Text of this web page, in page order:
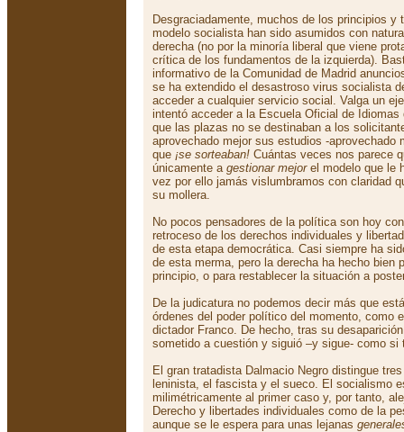
Desgraciadamente, muchos de los principios
modelo socialista han sido asumidos con
derecha (no por la minoría liberal que viene
crítica de los fundamentos de la izquierda).
informativo de la Comunidad de Madrid
se ha extendido el desastroso virus socialista
acceder a cualquier servicio social. Valga un
intentó acceder a la Escuela Oficial de
que las plazas no se destinaban a los
aprovechado mejor sus estudios -aprovechado
que ¡se sorteaban! Cuántas veces nos parece
únicamente a gestionar mejorel modelo que le
vez por ello jamás vislumbramos con claridad
su mollera.
No pocos pensadores de la política son hoy
retroceso de los derechos individuales y
de esta etapa democrática. Casi siempre ha
de esta merma, pero la derecha ha hecho bien
principio, o para restablecer la situación a
De la judicatura no podemos decir más que
órdenes del poder político del momento, como
dictador Franco. De hecho, tras su
sometido a cuestión y siguió –y sigue- como si
El gran tratadista Dalmacio Negro distingue
leninista, el fascista y el sueco. El socialismo
milimétricamente al primer caso y, por tanto,
Derecho y libertades individuales como de la
aunque se le espera para unas lejanas